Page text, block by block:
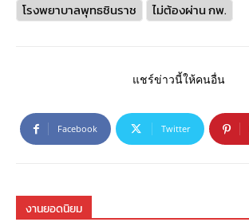
โรงพยาบาลพุทธชินราช
ไม่ต้องผ่าน กพ.
แชร์ข่าวนี้ให้คนอื่น
Facebook Twitter
งานยอดนิยม